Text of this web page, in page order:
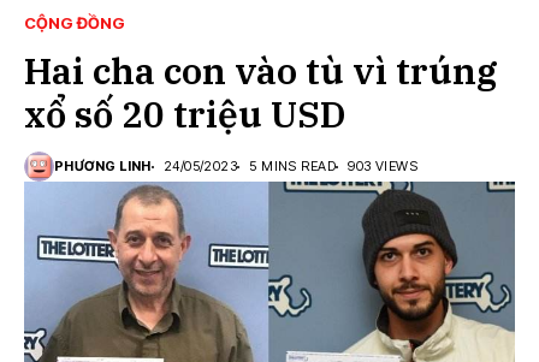
CỘNG ĐỒNG
Hai cha con vào tù vì trúng
xổ số 20 triệu USD
PHƯƠNG LINH 24/05/2023 5 MINS READ 903 VIEWS